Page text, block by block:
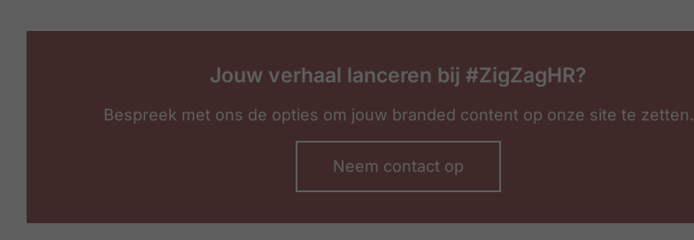
Jouw verhaal lanceren bij #ZigZagHR?
Bespreek met ons de opties om jouw branded content op onze site te zetten.
Neem contact op